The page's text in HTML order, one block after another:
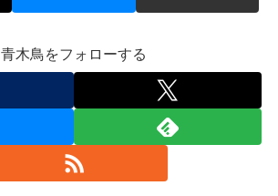
青木鳥をフォローする